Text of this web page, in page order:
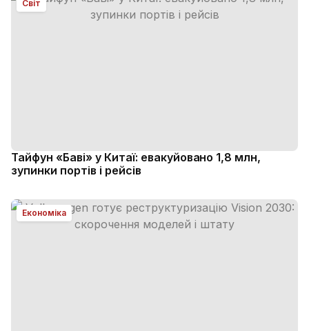
Світ
Тайфун «Баві» у Китаї: евакуйовано 1,8 млн,
зупинки портів і рейсів
Економіка